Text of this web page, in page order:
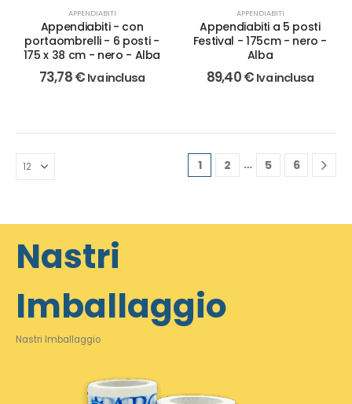
APPENDIABITI
Appendiabiti - con
portaombrelli - 6 posti -
175 x 38 cm - nero - Alba
73,78€ Iva inclusa
APPENDIABITI
Appendiabiti a 5 posti
Festival - 175cm - nero -
Alba
89,40€ Iva inclusa
1 2 … 5 6
Nastri
Imballaggio
Nastri Imballaggio